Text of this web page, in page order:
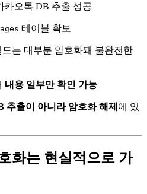
카오톡 DB 추출 성공
테이블 확보
드는 대부분 암호화돼 불완전한
내용 일부만 확인 가능
추출이 아니라 암호화 해제 에 있
화는 현실적으로 가